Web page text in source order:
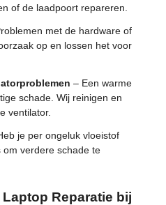
of de laadpoort repareren.
met de hardware of
op en lossen het voor
– Een warme
schade. Wij reinigen en
ventilator.
je per ongeluk vloeistof
verdere schade te
Reparatie bij